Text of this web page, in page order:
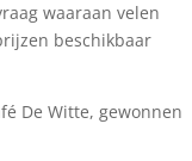
waaraan velen
beschikbaar
De Witte, gewonnen